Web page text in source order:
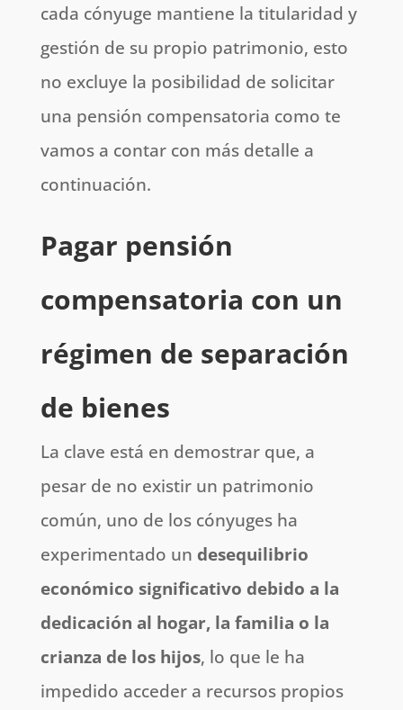
cada cónyuge mantiene la titularidad y
gestión de su propio patrimonio, esto
no excluye la posibilidad de solicitar
una pensión compensatoria como te
vamos a contar con más detalle a
continuación.
Pagar pensión
compensatoria con un
régimen de separación
de bienes
La clave está en demostrar que, a
pesar de no existir un patrimonio
común, uno de los cónyuges ha
experimentado un desequilibrio
económico significativo debido a la
dedicación al hogar, la familia o la
crianza de los hijos, lo que le ha
impedido acceder a recursos propios